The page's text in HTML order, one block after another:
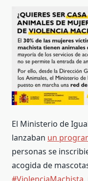
El Ministerio de
lanzaban un
personas se
acogida de